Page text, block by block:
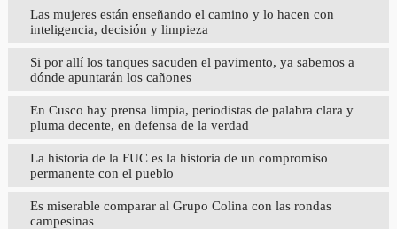
Las mujeres están enseñando el camino y lo hacen con
inteligencia, decisión y limpieza
Si por allí los tanques sacuden el pavimento, ya sabemos a
dónde apuntarán los cañones
En Cusco hay prensa limpia, periodistas de palabra clara y
pluma decente, en defensa de la verdad
La historia de la FUC es la historia de un compromiso
permanente con el pueblo
Es miserable comparar al Grupo Colina con las rondas
campesinas